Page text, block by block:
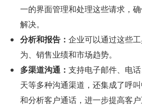
一的界面管理和处理这些请求，
解决。
分析和报告： 企业可以通过这些
为、销售业绩和市场趋势。
多渠道沟通： 支持电子邮件、电
天等多种沟通渠道，还集成了呼
和分析客户通话，进一步提高客户